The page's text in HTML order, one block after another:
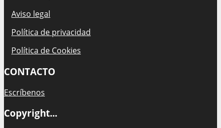
Aviso legal
Política de privacidad
Política de Cookies
CONTACTO
Escríbenos
Copyright...